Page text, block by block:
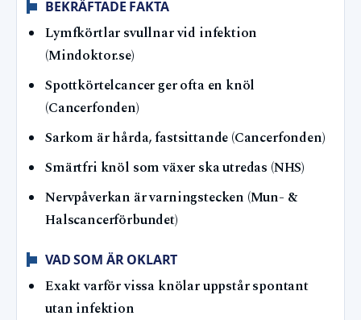
BEKRÄFTADE FAKTA
Lymfkörtlar svullnar vid infektion
(Mindoktor.se)
Spottkörtelcancer ger ofta en knöl
(Cancerfonden)
Sarkom är hårda, fastsittande (Cancerfonden)
Smärtfri knöl som växer ska utredas (NHS)
Nervpåverkan är varningstecken (Mun- &
Halscancerförbundet)
VAD SOM ÄR OKLART
Exakt varför vissa knölar uppstår spontant
utan infektion